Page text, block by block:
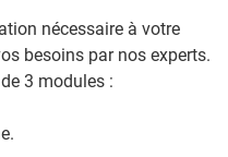
nécessaire à votre
besoins par nos experts.
3 modules :